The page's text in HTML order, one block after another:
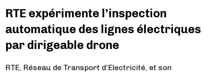
RTE expérimente l’inspection
automatique des lignes électriques
par dirigeable drone
RTE, Réseau de Transport d’Electricité, et son